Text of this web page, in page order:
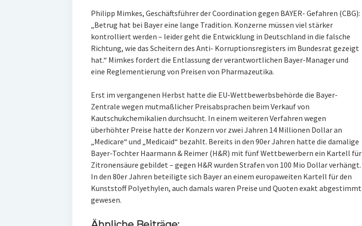
Philipp Mimkes, Geschäftsführer der Coordination gegen BAYER- Gefahren (CBG):
„Betrug hat bei Bayer eine lange Tradition. Konzerne müssen viel stärker
kontrolliert werden – leider geht die Entwicklung in Deutschland in die falsche
Richtung, wie das Scheitern des Anti- Korruptionsregisters im Bundesrat gezeigt
hat.“ Mimkes fordert die Entlassung der verantwortlichen Bayer-Manager und
eine Reglementierung von Preisen von Pharmazeutika.
Erst im vergangenen Herbst hatte die EU-Wettbewerbsbehörde die Bayer-
Zentrale wegen mutmaßlicher Preisabsprachen beim Verkauf von
Kautschukchemikalien durchsucht. In einem weiteren Verfahren wegen
überhöhter Preise hatte der Konzern vor zwei Jahren 14 Millionen Dollar an
„Medicare“ und „Medicaid“ bezahlt. Bereits in den 90er Jahren hatte die damalige
Bayer-Tochter Haarmann & Reimer (H&R) mit fünf Wettbewerbern ein Kartell für
Zitronensäure gebildet – gegen H&R wurden Strafen von 100 Mio Dollar verhängt.
In den 80er Jahren beteiligte sich Bayer an einem europaweiten Kartell für den
Kunststoff Polyethylen, auch damals waren Preise und Quoten exakt abgestimmt
gewesen.